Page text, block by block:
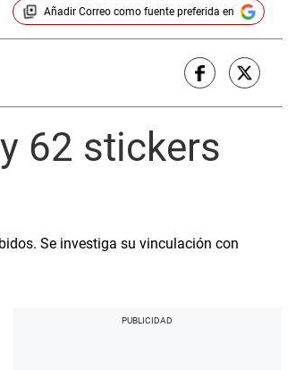
Añadir Correocomo fuente preferida en
62 stickers
Se investiga su vinculación con